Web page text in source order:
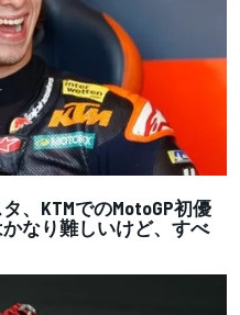
、KTMでのMotoGP初優
なり難しいけど、すべ